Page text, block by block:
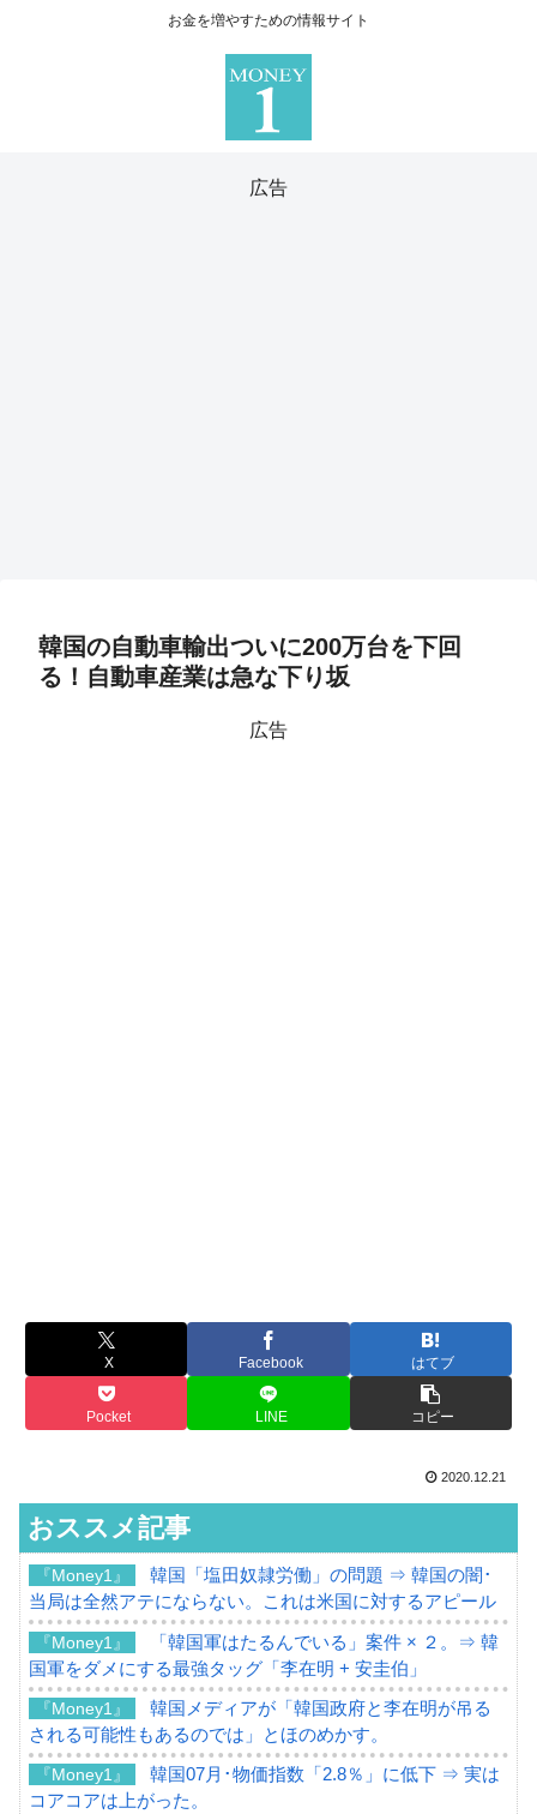
お金を増やすための情報サイト
広告
韓国の自動車輸出ついに200万台を下回
る！自動車産業は急な下り坂
広告
X Facebook はてブ
Pocket LINE コピー
2020.12.21
おススメ記事
『Money1』
韓国「塩田奴隷労働」の問題 ⇒ 韓国の闇･
当局は全然アテにならない。これは米国に対するアピール
『Money1』
「韓国軍はたるんでいる」案件 × ２。⇒ 韓
国軍をダメにする最強タッグ「李在明 + 安圭伯」
『Money1』
韓国メディアが「韓国政府と李在明が吊る
される可能性もあるのでは」とほのめかす。
『Money1』
韓国07月･物価指数「2.8％」に低下 ⇒ 実は
コアコアは上がった。